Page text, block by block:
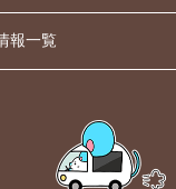
報一覧